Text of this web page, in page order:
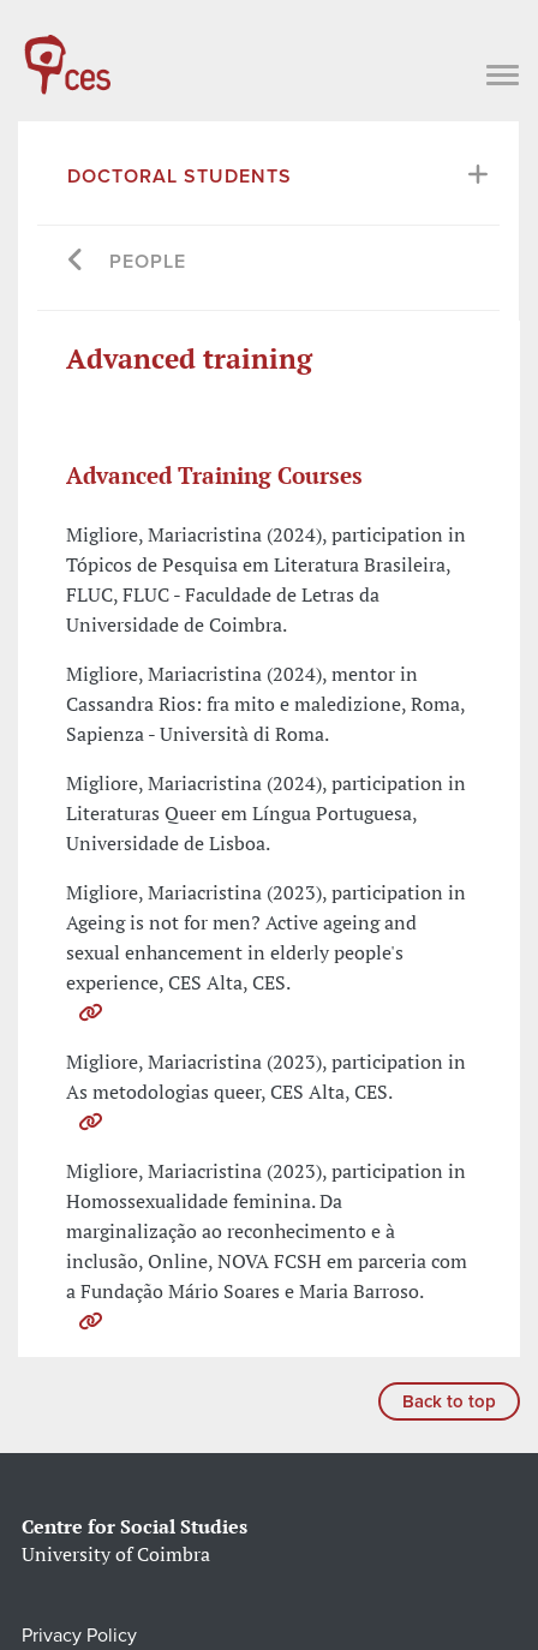
DOCTORAL STUDENTS
PEOPLE
Advanced training
Advanced Training Courses
Migliore, Mariacristina (2024), participation in
Tópicos de Pesquisa em Literatura Brasileira,
FLUC, FLUC - Faculdade de Letras da
Universidade de Coimbra.
Migliore, Mariacristina (2024), mentor in
Cassandra Rios: fra mito e maledizione, Roma,
Sapienza - Università di Roma.
Migliore, Mariacristina (2024), participation in
Literaturas Queer em Língua Portuguesa,
Universidade de Lisboa.
Migliore, Mariacristina (2023), participation in
Ageing is not for men? Active ageing and
sexual enhancement in elderly people's
experience, CES Alta, CES.
Migliore, Mariacristina (2023), participation in
As metodologias queer, CES Alta, CES.
Migliore, Mariacristina (2023), participation in
Homossexualidade feminina. Da
marginalização ao reconhecimento e à
inclusão, Online, NOVA FCSH em parceria com
a Fundação Mário Soares e Maria Barroso.
Back to top
Centre for Social Studies
University of Coimbra
Privacy Policy